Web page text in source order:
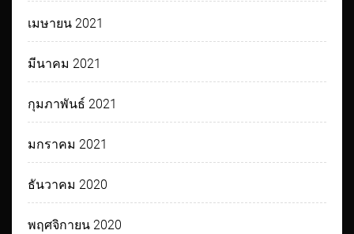
เมษายน 2021
มีนาคม 2021
กุมภาพันธ์ 2021
มกราคม 2021
ธันวาคม 2020
พฤศจิกายน 2020